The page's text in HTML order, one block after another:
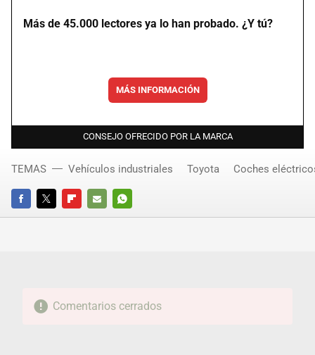
Más de 45.000 lectores ya lo han probado. ¿Y tú?
MÁS INFORMACIÓN
CONSEJO OFRECIDO POR LA MARCA
FACEBOOKTWITTERFLIPBOARD
E-
WHATSAPP
TEMAS Vehículos industriales Toyota Coches
Comentarios cerrados